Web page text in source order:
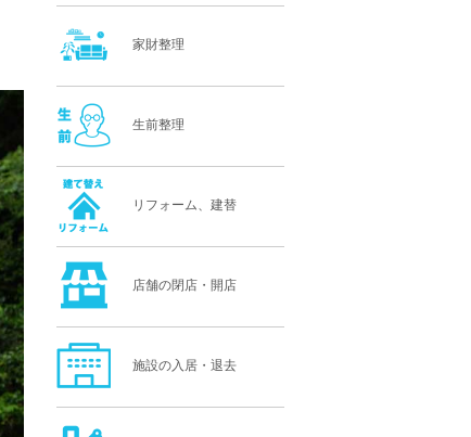
家財整理
生前整理
リフォーム、建替
店舗の閉店・開店
施設の入居・退去